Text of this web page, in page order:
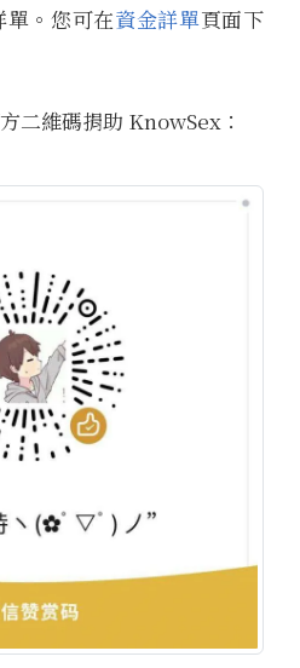
。您可在資金詳單頁面下
二維碼捐助 KnowSex：